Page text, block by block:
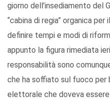
giorno dell’insediamento del
“cabina di regia” organica
definire tempi e modi di
appunto la figura rimediata
responsabilità sono
che ha soffiato sul fuoco per
elettorale che doveva